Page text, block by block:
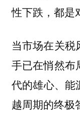
性下跌，都是
当市场在关
手已在悄然布
代的雄心、
越周期的终极